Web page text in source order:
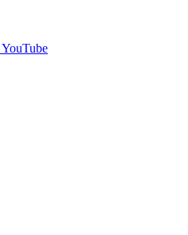
YouTube